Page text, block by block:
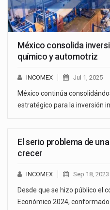
México consolida
químico y automotriz
INCOMEX Jul 1, 2025
México continúa
estratégico para la inversión
El serio problema de
crecer
INCOMEX Sep 18, 2023
Desde que se hizo público el
Económico 2024, conformado